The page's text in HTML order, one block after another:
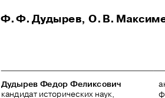
Ф. Ф. Дудырев, О. В.
Дудырев Федор Феликсович
кандидат исторических наук,